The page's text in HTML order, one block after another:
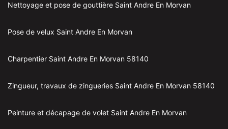
Nettoyage et pose de gouttière Saint Andre En Morvan
Pose de velux Saint Andre En Morvan
Charpentier Saint Andre En Morvan 58140
Zingueur, travaux de zingueries Saint Andre En Morvan 58140
Peinture et décapage de volet Saint Andre En Morvan